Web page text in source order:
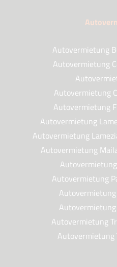
Autovermietung
Autovermietung
Autovermietung
Autovermietung
Autovermietung
Autovermietung
Autovermietung
Autovermietung
Autovermietung
Autovermietung